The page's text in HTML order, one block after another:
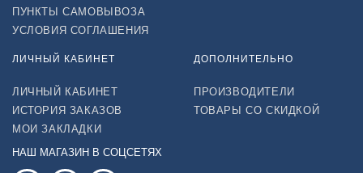
ПУНКТЫ САМОВЫВОЗА
УСЛОВИЯ СОГЛАШЕНИЯ
ЛИЧНЫЙ КАБИНЕТ
ЛИЧНЫЙ КАБИНЕТ
ИСТОРИЯ ЗАКАЗОВ
МОИ ЗАКЛАДКИ
ДОПОЛНИТЕЛЬНО
ПРОИЗВОДИТЕЛИ
ТОВАРЫ СО СКИДКОЙ
НАШ МАГАЗИН В СОЦСЕТЯХ